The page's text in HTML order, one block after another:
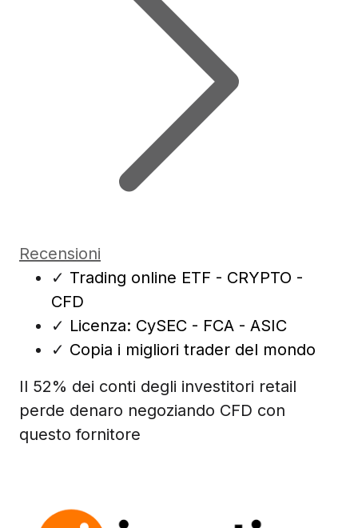
Recensioni
✓ Trading online ETF - CRYPTO -
CFD
✓ Licenza: CySEC - FCA - ASIC
✓ Copia i migliori trader del mondo
Il 52% dei conti degli investitori retail
perde denaro negoziando CFD con
questo fornitore